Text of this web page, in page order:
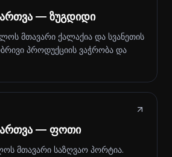
— ზუგდიდი
მთავარი ქალაქია და სვანეთის
პროდუქციის ვაჭრობა და
— ფოთი
მთავარი საზღვაო პორტია.